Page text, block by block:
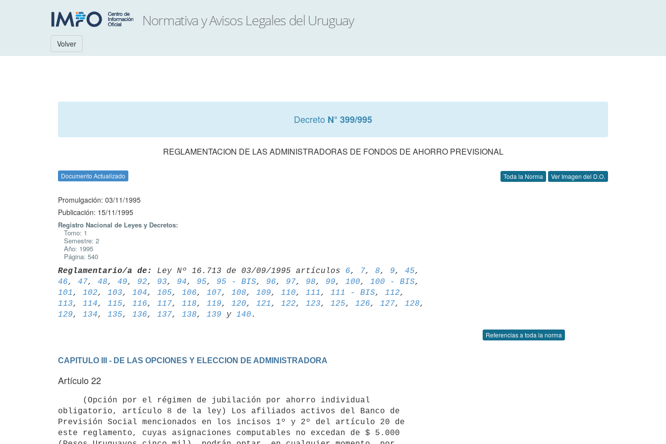
Volver
Decreto N° 399/995
REGLAMENTACION DE LAS ADMINISTRADORAS DE FONDOS DE AHORRO PREVISIONAL
Documento Actualizado Toda la Norma Ver Imagen del D.O.
Promulgación: 03/11/1995
Publicación: 15/11/1995
Registro Nacional de Leyes y Decretos:
Tomo: 1
Semestre: 2
Año: 1995
Página: 540
Reglamentario/a de: Ley Nº 16.713 de 03/09/1995 artículos 6, 7, 8, 9, 45
46, 47, 48, 49, 92, 93, 94, 95, 95 - BIS, 96, 97, 98, 99, 100, 100 - BIS
101 , 102, 103, 104, 105, 106, 107, 108, 109, 110, 111 , 111 - BIS, 112,
113, 114, 115, 116, 117, 118, 119, 120, 121 , 122, 123, 125, 126, 127, 128
129, 134, 135, 136, 137, 138, 139 y 140
Referencias a toda la norma
CAPITULO III - DE LAS OPCIONES Y ELECCION DE ADMINISTRADORA
Artículo 22
obligatorio, artículo 8 de la ley) Los afiliados activos del Banco de
Previsión Social mencionados en los incisos 1º y 2º del artículo 20 de
este reglamento, cuyas asignaciones computables no excedan de $ 5.000